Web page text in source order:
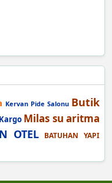
Kervan Pide Salonu Butik
Milas su aritma
OTEL BATUHAN YAPI